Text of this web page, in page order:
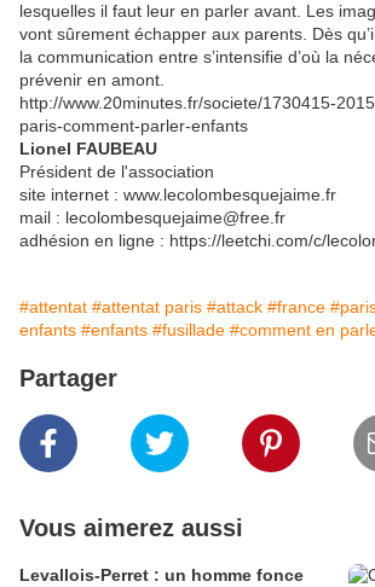
lesquelles il faut leur en parler avant. Les
vont sûrement échapper aux parents. Dès
la communication entre s’intensifie d’où la
prévenir en amont.
http://www.20minutes.fr/societe/1730415-
paris-comment-parler-enfants
Lionel FAUBEAU
Président de l'association
site internet : www.lecolombesquejaime.fr
mail : lecolombesquejaime@free.fr
adhésion en ligne : https://leetchi.com/c/
#attentat #attentat paris #attack #france
enfants #enfants #fusillade #comment en
Partager
Vous aimerez aussi
Levallois-Perret : un homme fonce